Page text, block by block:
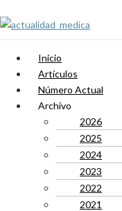
Inicio
Artículos
Número Actual
Archivo
2026
2025
2024
2023
2022
2021